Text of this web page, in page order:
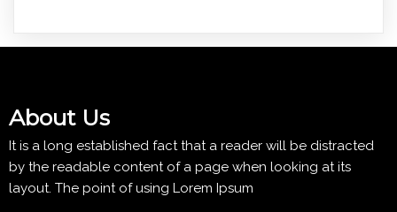
About Us
It is a long established fact that a reader will be distracted
by the readable content of a page when looking at its
layout. The point of using Lorem Ipsum